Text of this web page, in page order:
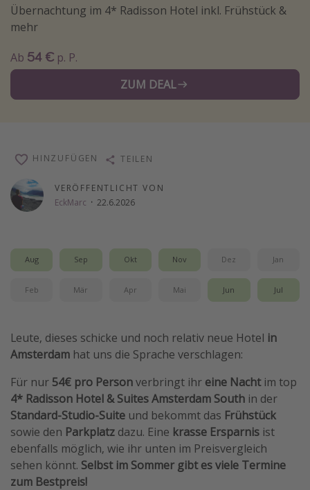
Tulum Urlaub
Sri Lanka Rundreise
Japan Rundreise
Reisethemen
Disneyland Paris
Roadtrips
Wochenendtrip
Strandurlaub
Hotels am Achensee
Weitere Themen
Reise Journal
Familienurlaub in der Türkei
Rundreisen in Thailand
Bahnreisen in der Schweiz
Übernachtung im 4* Radisson Hotel inkl. Frühstück &
mehr
Ab 54 € p. P.
ZUM DEAL
VERÖFFENTLICHT VON
EckMarc · 22.6.2026
HINZUFÜGEN TEILEN
Aug Sep Okt Nov Dez Jan
Feb Mär Apr Mai Jun Jul
Leute, dieses schicke und noch relativ neue Hotel in
Amsterdam hat uns die Sprache verschlagen:
Für nur 54€ pro Personverbringt ihr eine Nachtim top
4* Radisson Hotel & Suites Amsterdam South in der
Standard-Studio-Suite und bekommt das Frühstück
sowie den Parkplatz dazu. Eine krasse Ersparnis ist
ebenfalls möglich, wie ihr unten im Preisvergleich
sehen könnt. Selbst im Sommer gibt es viele Termine
zum Bestpreis!